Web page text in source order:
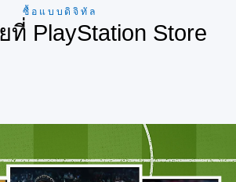
ซื้อแบบดิจิทัล
PlayStation Store